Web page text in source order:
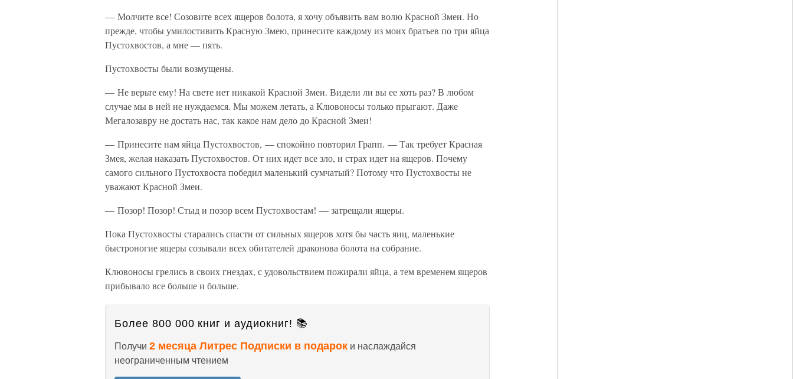
— Молчите все! Созовите всех ящеров болота, я хочу объявить вам волю Красной Змеи. Но
прежде, чтобы умилостивить Красную Змею, принесите каждому из моих братьев по три яйца
Пустохвостов, а мне — пять.
Пустохвосты были возмущены.
— Не верьте ему! На свете нет никакой Красной Змеи. Видели ли вы ее хоть раз? В любом
случае мы в ней не нуждаемся. Мы можем летать, а Клювоносы только прыгают. Даже
Мегалозавру не достать нас, так какое нам дело до Красной Змеи!
— Принесите нам яйца Пустохвостов, — спокойно повторил Грапп. — Так требует Красная
Змея, желая наказать Пустохвостов. От них идет все зло, и страх идет на ящеров. Почему
самого сильного Пустохвоста победил маленький сумчатый? Потому что Пустохвосты не
уважают Красной Змеи.
— Позор! Позор! Стыд и позор всем Пустохвостам! — затрещали ящеры.
Пока Пустохвосты старались спасти от сильных ящеров хотя бы часть яиц, маленькие
быстроногие ящеры созывали всех обитателей драконова болота на собрание.
Клювоносы грелись в своих гнездах, с удовольствием пожирали яйца, а тем временем ящеров
прибывало все больше и больше.
Более 800 000 книг и аудиокниг! 📚
Получи 2 месяца Литрес Подписки в подарок и наслаждайся
неограниченным чтением